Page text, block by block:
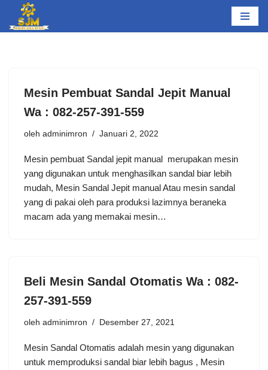
Lompat
Mesin Pembuat Sandal Jepit Manual
Wa : 082-257-391-559
oleh adminimron Januari 2, 2022
Mesin pembuat Sandal jepit manual merupakan mesin
yang digunakan untuk menghasilkan sandal biar lebih
mudah, Mesin Sandal Jepit manual Atau mesin sandal
yang di pakai oleh para produksi lazimnya beraneka
macam ada yang memakai mesin…
Beli Mesin Sandal Otomatis Wa : 082-
257-391-559
oleh adminimron Desember 27, 2021
Mesin Sandal Otomatis adalah mesin yang digunakan
untuk memproduksi sandal biar lebih bagus , Mesin